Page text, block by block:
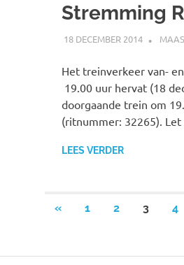
Stremming
18 DECEMBER 2014
Het treinverkeer van-
19.00 uur hervat (18
doorgaande trein om
(ritnummer: 32265).
LEES VERDER
paginering
« VORIGE
1 2 3 4